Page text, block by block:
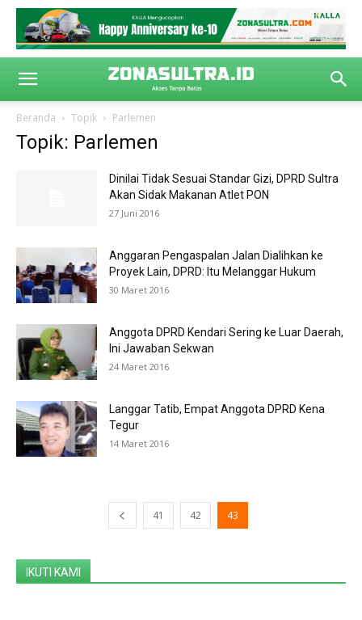
Beranda Topik Parlemen
Topik: Parlemen
Dinilai Tidak Sesuai Standar Gizi, DPRD Sultra
Akan Sidak Makanan Atlet PON
27 Juni 2016
Anggaran Pengaspalan Jalan Dialihkan ke
Proyek Lain, DPRD: Itu Melanggar Hukum
30 Maret 2016
Anggota DPRD Kendari Sering ke Luar Daerah,
Ini Jawaban Sekwan
24 Maret 2016
Langgar Tatib, Empat Anggota DPRD Kena
Tegur
14 Maret 2016
41 42 43
IKUTI KAMI